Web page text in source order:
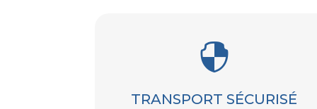

TRANSPORT SÉCURISÉ